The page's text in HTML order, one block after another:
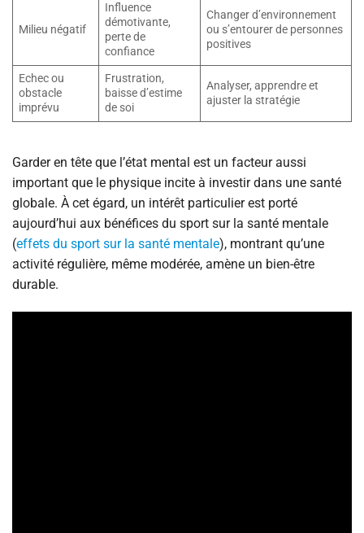
Milieu négatif
Influence
démotivante,
perte de
confiance
Changer d’environnement
ou s’entourer de personnes
positives
Echec ou
obstacle
imprévu
Frustration,
baisse d’estime
de soi
Analyser, apprendre et
ajuster la stratégie
Garder en tête que l’état mental est un facteur aussi
important que le physique incite à investir dans une santé
globale. À cet égard, un intérêt particulier est porté
aujourd’hui aux bénéfices du sport sur la santé mentale
(effets du sport sur la santé mentale), montrant qu’une
activité régulière, même modérée, amène un bien-être
durable.